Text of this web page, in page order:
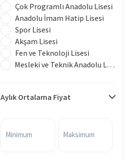
Çok Programlı Anadolu Lisesi
Anadolu İmam Hatip Lisesi
Spor Lisesi
Akşam Lisesi
Fen ve Teknoloji Lisesi
Mesleki ve Teknik Anadolu Lisesi
Aylık Ortalama Fiyat
Minimum Maksimum